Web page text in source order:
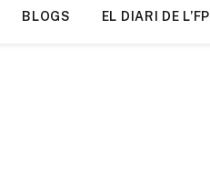
BLOGS EL DIARI DE L’FP